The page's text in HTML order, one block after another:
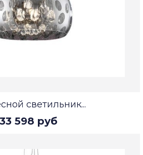
светильник...
33 598 руб